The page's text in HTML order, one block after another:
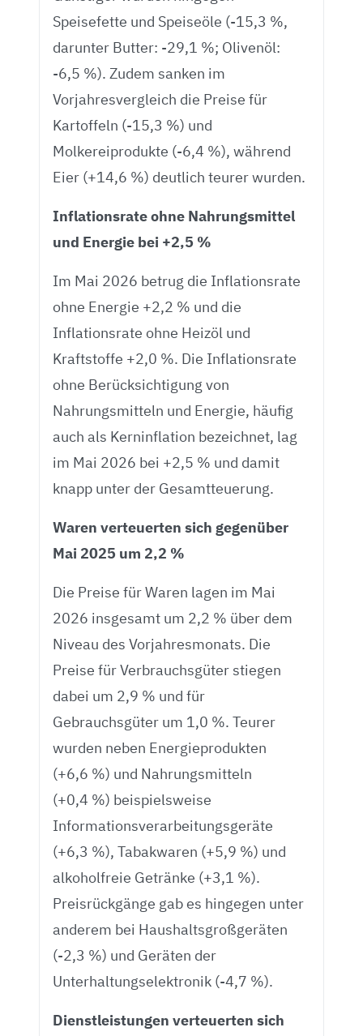
Speisefette und Speiseöle (-15,3 %,
darunter Butter: -29,1 %; Olivenöl:
-6,5 %). Zudem sanken im
Vorjahresvergleich die Preise für
Kartoffeln (-15,3 %) und
Molkereiprodukte (-6,4 %), während
Eier (+14,6 %) deutlich teurer wurden.
Inflationsrate ohne Nahrungsmittel
und Energie bei +2,5 %
Im Mai 2026 betrug die Inflationsrate
ohne Energie +2,2 % und die
Inflationsrate ohne Heizöl und
Kraftstoffe +2,0 %. Die Inflationsrate
ohne Berücksichtigung von
Nahrungsmitteln und Energie, häufig
auch als Kerninflation bezeichnet, lag
im Mai 2026 bei +2,5 % und damit
knapp unter der Gesamtteuerung.
Waren verteuerten sich gegenüber
Mai 2025 um 2,2 %
Die Preise für Waren lagen im Mai
2026 insgesamt um 2,2 % über dem
Niveau des Vorjahresmonats. Die
Preise für Verbrauchsgüter stiegen
dabei um 2,9 % und für
Gebrauchsgüter um 1,0 %. Teurer
wurden neben Energieprodukten
(+6,6 %) und Nahrungsmitteln
(+0,4 %) beispielsweise
Informationsverarbeitungsgeräte
(+6,3 %), Tabakwaren (+5,9 %) und
alkoholfreie Getränke (+3,1 %).
Preisrückgänge gab es hingegen unter
anderem bei Haushaltsgroßgeräten
(-2,3 %) und Geräten der
Unterhaltungselektronik (-4,7 %).
Dienstleistungen verteuerten sich